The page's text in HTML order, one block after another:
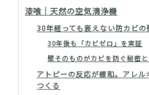
漆喰｜天然の空気清浄機
30年経っても衰えない防カビの
30年後も「カビゼロ」を実証
壁そのものがカビを防ぐ秘密
アトピーの反応が緩和。アレ
つくる